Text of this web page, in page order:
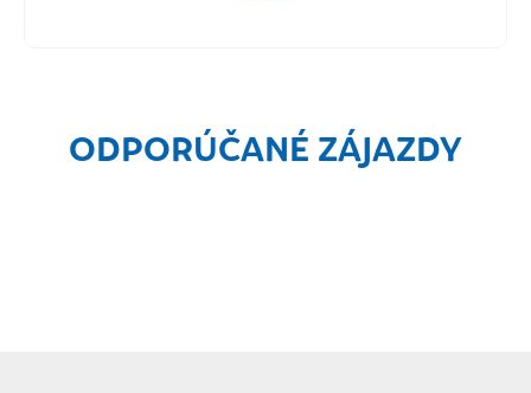
ODPORÚČANÉ ZÁJAZDY